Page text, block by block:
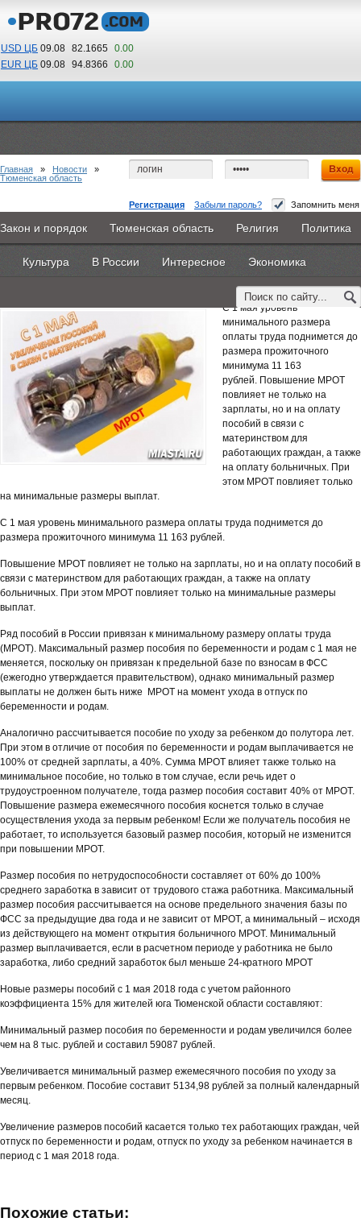
USD ЦБ 09.08 82.1665 0.00
EUR ЦБ 09.08 94.8366 0.00
10 45
По Гринвичу (GMT +5)
Регистрация Забыли пароль? Запомнить меня
Главная Новости Объявления КНИГИ ВестиNet
Каталоги 9PS Прочее
Закон и порядок Тюменская область Религия Политика
Культура В России Интересное Экономика
Главная » Новости »
Тюменская область
УВЕЛИЧЕНИЕ ПОСОБИЙ В СВЯЗИ С
ПОВЫШЕНИЕМ МРОТ
С 1 мая уровень
минимального размера
оплаты труда поднимется до
размера прожиточного
минимума 11 163
рублей. Повышение МРОТ
повлияет не только на
зарплаты, но и на оплату
пособий в связи с
материнством для
работающих граждан, а также
на оплату больничных. При
этом МРОТ повлияет только
на минимальные размеры выплат.
С 1 мая уровень минимального размера оплаты труда поднимется до
размера прожиточного минимума 11 163 рублей.
Повышение МРОТ повлияет не только на зарплаты, но и на оплату пособий в
связи с материнством для работающих граждан, а также на оплату
больничных. При этом МРОТ повлияет только на минимальные размеры
выплат.
Ряд пособий в России привязан к минимальному размеру оплаты труда
(МРОТ). Максимальный размер пособия по беременности и родам с 1 мая не
меняется, поскольку он привязан к предельной базе по взносам в ФСС
(ежегодно утверждается правительством), однако минимальный размер
выплаты не должен быть ниже МРОТ на момент ухода в отпуск по
беременности и родам.
Аналогично рассчитывается пособие по уходу за ребенком до полутора лет.
При этом в отличие от пособия по беременности и родам выплачивается не
100% от средней зарплаты, а 40%. Сумма МРОТ влияет также только на
минимальное пособие, но только в том случае, если речь идет о
трудоустроенном получателе, тогда размер пособия составит 40% от МРОТ.
Повышение размера ежемесячного пособия коснется только в случае
осуществления ухода за первым ребенком! Если же получатель пособия не
работает, то используется базовый размер пособия, который не изменится
при повышении МРОТ.
Размер пособия по нетрудоспособности составляет от 60% до 100%
среднего заработка в зависит от трудового стажа работника. Максимальный
размер пособия рассчитывается на основе предельного значения базы по
ФСС за предыдущие два года и не зависит от МРОТ, а минимальный – исходя
из действующего на момент открытия больничного МРОТ. Минимальный
размер выплачивается, если в расчетном периоде у работника не было
заработка, либо средний заработок был меньше 24-кратного МРОТ
Новые размеры пособий с 1 мая 2018 года с учетом районного
коэффициента 15% для жителей юга Тюменской области составляют:
Минимальный размер пособия по беременности и родам увеличился более
чем на 8 тыс. рублей и составил 59087 рублей.
Увеличивается минимальный размер ежемесячного пособия по уходу за
первым ребенком. Пособие составит 5134,98 рублей за полный календарный
месяц.
Увеличение размеров пособий касается только тех работающих граждан, чей
отпуск по беременности и родам, отпуск по уходу за ребенком начинается в
период с 1 мая 2018 года.
Похожие статьи: